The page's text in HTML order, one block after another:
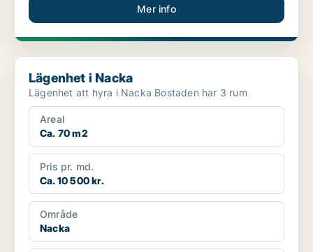
Mer info
Lägenhet i Nacka
Lägenhet i Nacka
Lägenhet att hyra i Nacka Bostaden har 3 rum
Areal
Ca. 70 m2
Pris pr. md.
Ca. 10 500 kr.
Område
Nacka